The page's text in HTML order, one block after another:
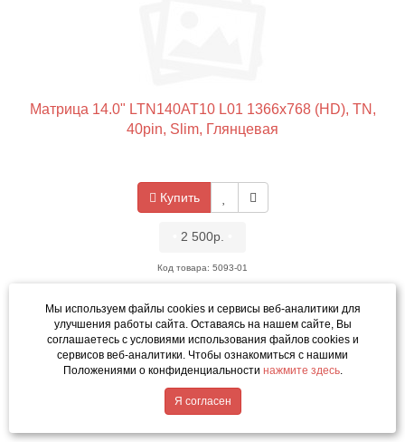
Матрица 14.0" LTN140AT10 L01 1366x768 (HD), TN,
40pin, Slim, Глянцевая
Купить
2 500р.
Код товара: 5093-01
Написать в MAX
Мы используем файлы cookies и сервисы веб-аналитики для
улучшения работы сайта. Оставаясь на нашем сайте, Вы
соглашаетесь с условиями использования файлов cookies и
сервисов веб-аналитики. Чтобы ознакомиться с нашими
Положениями о конфиденциальности нажмите здесь.
Я согласен